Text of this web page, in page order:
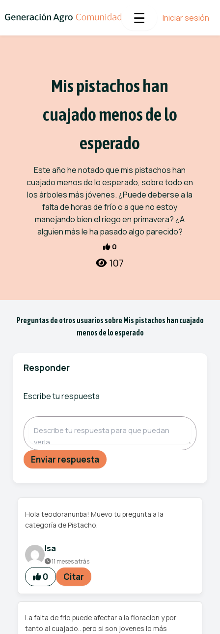
☰ Iniciar sesión
Mis pistachos han
cuajado menos de lo
esperado
Este año he notado que mis pistachos han
cuajado menos de lo esperado, sobre todo en
los árboles más jóvenes. ¿Puede deberse a la
falta de horas de frío o a que no estoy
manejando bien el riego en primavera? ¿A
alguien más le ha pasado algo parecido?
0
107
Preguntas de otros usuarios sobre Mis pistachos han cuajado
menos de lo esperado
Responder
Escribe tu respuesta
Enviar respuesta
Hola teodoranunba! Muevo tu pregunta a la
categoría de Pistacho.
Isa
11 meses atrás
0 Citar
La falta de frio puede afectar a la floracion y por
tanto al cuajado.. pero si son jovenes lo más